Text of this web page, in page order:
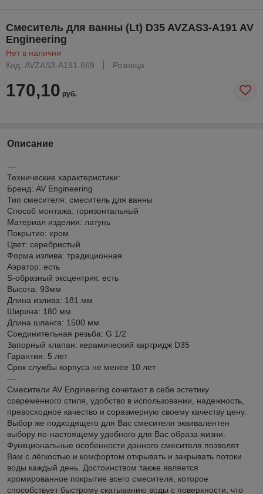
Смеситель для ванны (Lt) D35 AVZAS3-A191 AV
Engineering
Нет в наличии
Код: AVZAS3-A191-669
Розница
170,10 руб.
Описание
---
Технические характеристики:
Бренд: AV Engineering
Тип смесителя: смеситель для ванны
Способ монтажа: горизонтальный
Материал изделия: латунь
Покрытие: хром
Цвет: серебристый
Форма излива: традиционная
Аэратор: есть
S-образный эксцентрик: есть
Высота: 93мм
Длина излива: 181 мм
Ширина: 180 мм
Длина шланга: 1500 мм
Соединительная резьба: G 1/2
Запорный клапан: керамический картридж D35
Гарантия: 5 лет
Срок службы корпуса не менее 10 лет
---
Смесители AV Engineering сочетают в себе эстетику
современного стиля, удобство в использовании, надежность,
превосходное качество и соразмерную своему качеству цену.
Выбор же подходящего для Вас смесителя эквивалентен
выбору по-настоящему удобного для Вас образа жизни.
Функциональные особенности данного смесителя позволят
Вам с лёгкостью и комфортом открывать и закрывать потоки
воды каждый день. Достоинством также является
хромированное покрытие всего смесителя, которое
способствует быстрому скатыванию воды с поверхности, что